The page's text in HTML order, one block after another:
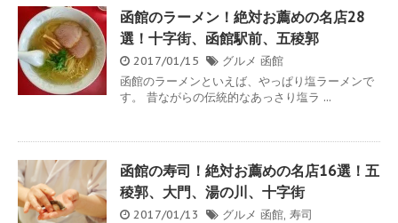
函館のラーメン！絶対お薦めの名店28
選！十字街、函館駅前、五稜郭
2017/01/15 グルメ 函館
函館のラーメンといえば、やっぱり塩ラーメンで
す。 昔ながらの伝統的なあっさり塩ラ ...
函館の寿司！絶対お薦めの名店16選！五
稜郭、大門、湯の川、十字街
2017/01/13 グルメ 函館, 寿司